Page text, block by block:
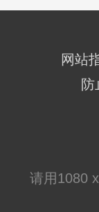
网站
防
请用1080